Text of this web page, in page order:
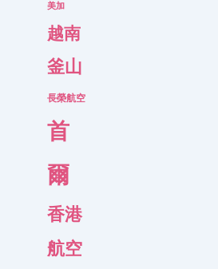
美加
越南
釜山
長榮航空
首
爾
香港
航空